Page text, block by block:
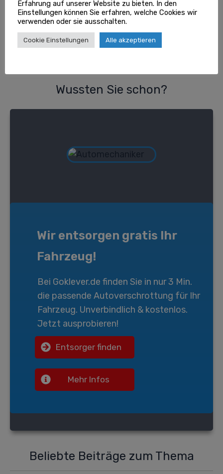
Share 0 Tweet Pin 0
Alle Dienstleistungen / / Autoentsorgung
Wussten Sie schon?
Wir entsorgen gratis Ihr
Fahrzeug!
Bei Goklever.de finden Sie in nur 3 Min.
die passende Autoverschrottung für Ihr
Fahrzeug. Unverbindlich & kostenlos.
Jetzt ausprobieren!
Entsorger finden
Mehr Infos
Beliebte Beiträge zum Thema
Erfahrung auf unserer Website zu bieten. In den
Einstellungen können Sie erfahren, welche Cookies wir
verwenden oder sie ausschalten.
Cookie Einstellungen Alle akzeptieren